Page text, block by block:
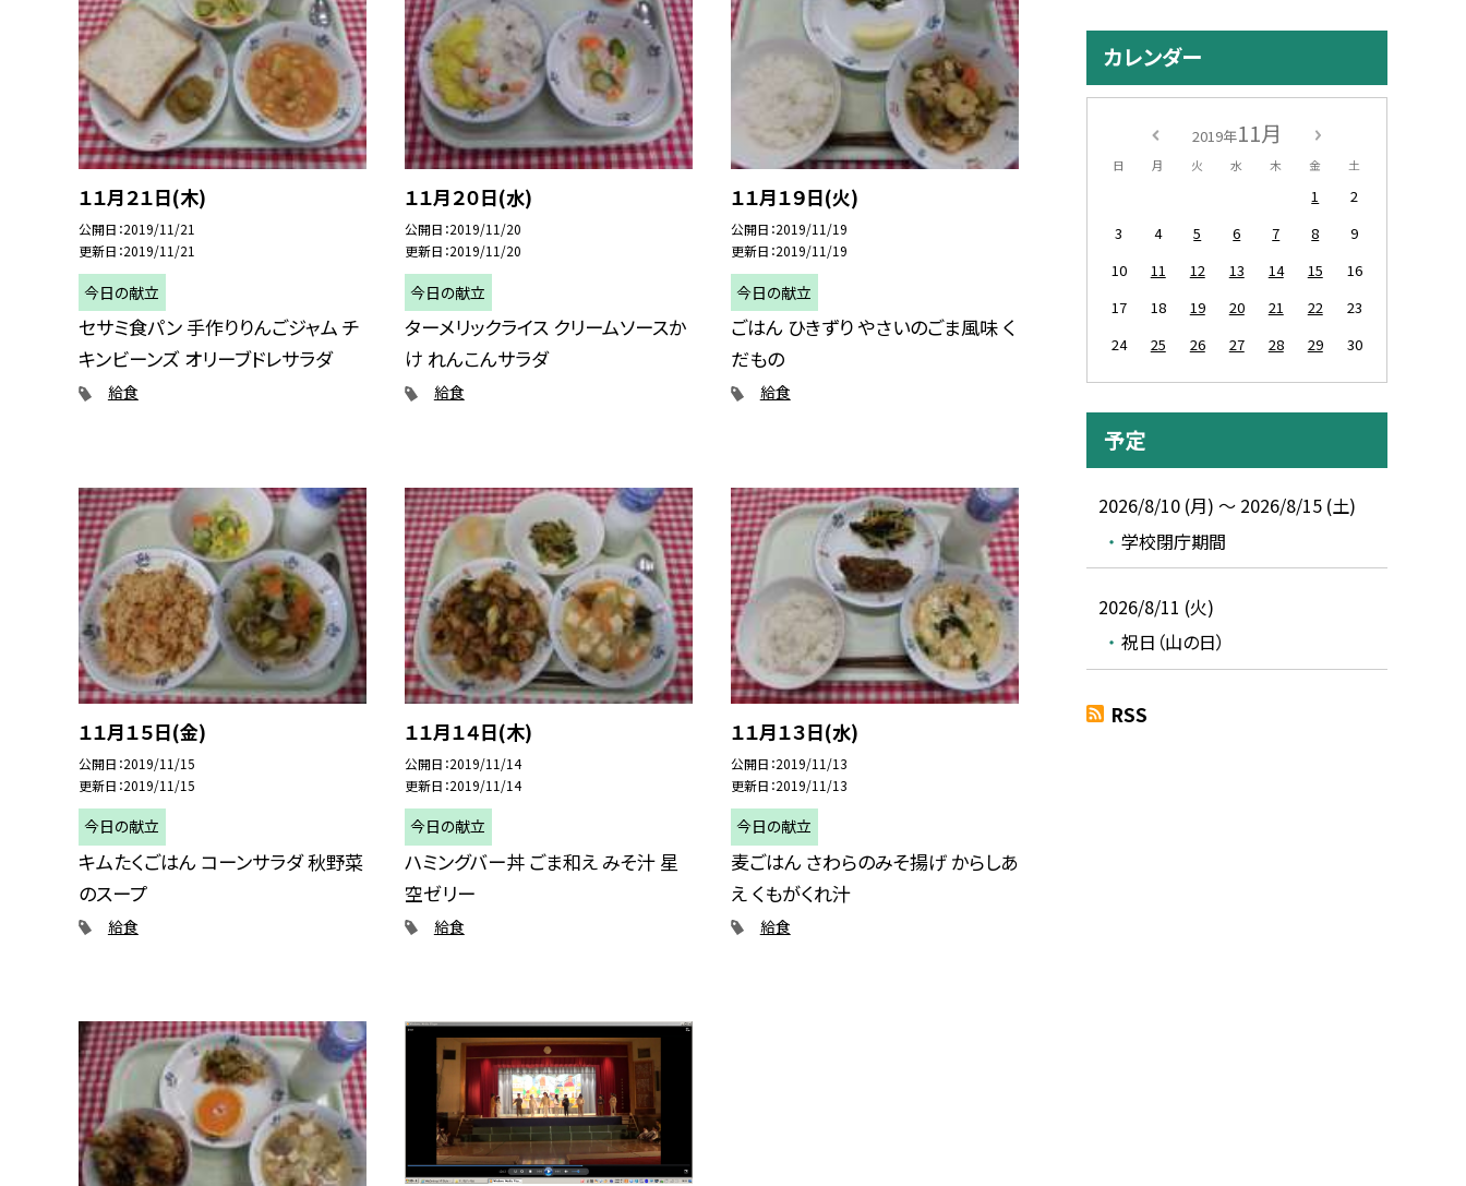
１１月２１日(木)
公開日 2019/11/21
更新日 2019/11/21
今日の献立
セサミ食パン 手作りりんごジャム チ
キンビーンズ オリーブドレサラダ
給食
１１月２０日(水)
公開日 2019/11/20
更新日 2019/11/20
今日の献立
ターメリックライス クリームソースか
け れんこんサラダ
給食
１１月１９日(火)
公開日 2019/11/19
更新日 2019/11/19
今日の献立
ごはん ひきずり やさいのごま風味 く
だもの
給食
１１月１５日(金)
公開日 2019/11/15
更新日 2019/11/15
今日の献立
キムたくごはん コーンサラダ 秋野菜
のスープ
給食
１１月１４日(木)
公開日 2019/11/14
更新日 2019/11/14
今日の献立
ハミングバー丼 ごま和え みそ汁 星
空ゼリー
給食
１１月１３日(水)
公開日 2019/11/13
更新日 2019/11/13
今日の献立
麦ごはん さわらのみそ揚げ からしあ
え くもがくれ汁
給食
カレンダー
2019年11月
日 月 火 水 木 金 土
1
2
3
4 5 6 7 8
9
10
11 12 13 14 15
16
17
18 19 20 21 22
23
24
25 26 27 28 29 30
予定
2026/8/10 (月) ～ 2026/8/15 (土)
学校閉庁期間
2026/8/11 (火)
祝日（山の日）
RSS